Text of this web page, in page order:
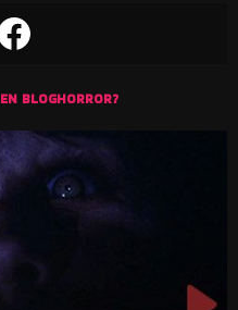
BLOGHORROR?